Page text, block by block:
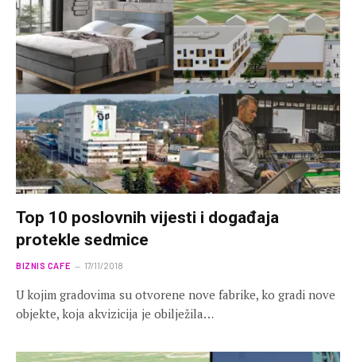
Top 10 poslovnih vijesti i događaja
protekle sedmice
BIZNIS CAFE 17/11/2018
U kojim gradovima su otvorene nove fabrike, ko gradi nove
objekte, koja akvizicija je obilježila…